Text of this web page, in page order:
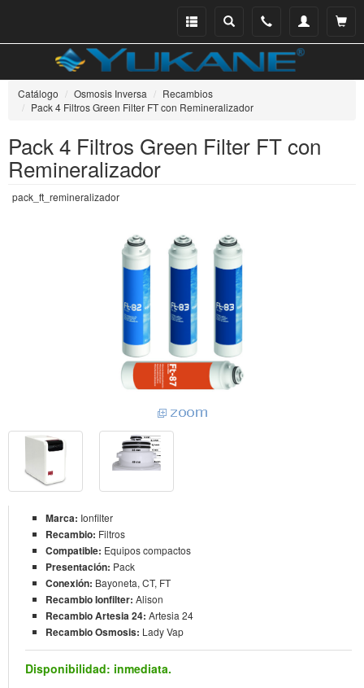
Ver
Mi
Teléfono
Buscar
Menu
Catálogo Osmosis Inversa
Recambios
Pack 4 Filtros Green Filter FT con Remineralizador
Pack 4 Filtros Green Filter FT con
Remineralizador
pack_ft_remineralizador
Marca: Ionfilter
Recambio: Filtros
Compatible: Equipos compactos
Presentación: Pack
Conexión: Bayoneta, CT, FT
Recambio Ionfilter: Alison
Recambio Artesia 24: Artesia 24
Recambio Osmosis: Lady Vap
Disponibilidad: inmediata.